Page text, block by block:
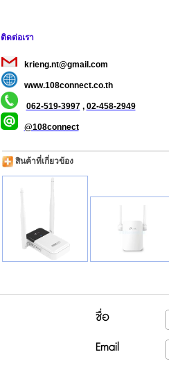
ติดต่อเรา
krieng.nt@gmail.com
www.108connect.co.th
062-519-3997, 02-458-2949
@108connect
สินค้าที่เกี่ยวข้อง
ชื่อ
Email